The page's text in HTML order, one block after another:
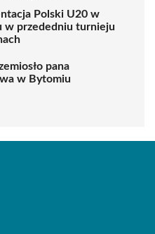
Polski U20 w
w przededniu turnieju
pana
w Bytomiu